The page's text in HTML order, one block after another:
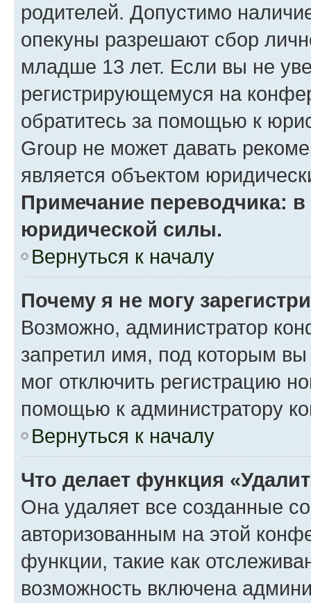
родителей. Допустимо
опекуны разрешают сбор
младше 13 лет. Если вы не
регистрирующемуся на
обратитесь за помощью к
Group не может давать
является объектом
Примечание переводчика:
юридической силы.
Вернуться к началу
Почему я не могу
Возможно, администратор
запретил имя, под которым
мог отключить регистрацию
помощью к администратору
Вернуться к началу
Что делает функция
Она удаляет все созданные
авторизованным на этой
функции, такие как
возможность включена